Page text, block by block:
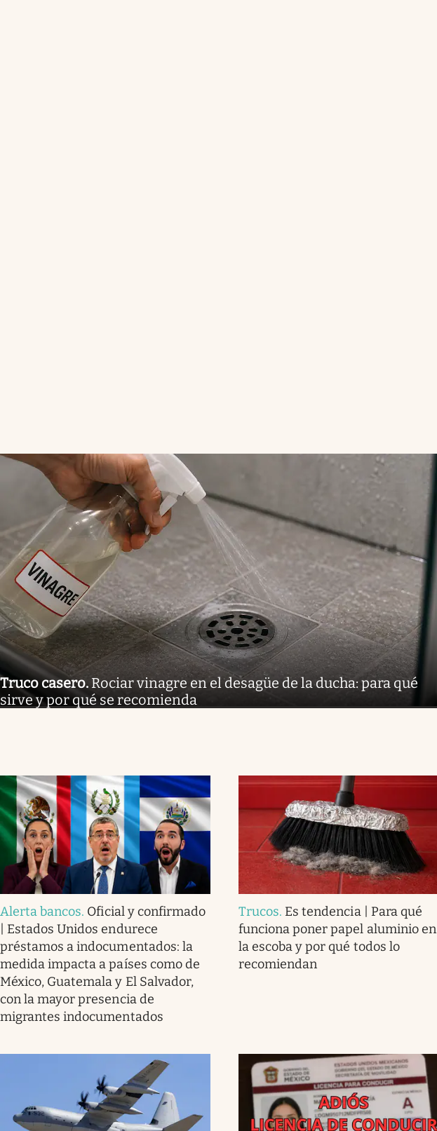
Truco casero. Rociar vinagre en el desagüe de la ducha: para qué
sirve y por qué se recomienda
Alerta bancos. Oficial y confirmado
| Estados Unidos endurece
préstamos a indocumentados: la
medida impacta a países como de
México, Guatemala y El Salvador,
con la mayor presencia de
migrantes indocumentados
Trucos. Es tendencia | Para qué
funciona poner papel aluminio en
la escoba y por qué todos lo
recomiendan